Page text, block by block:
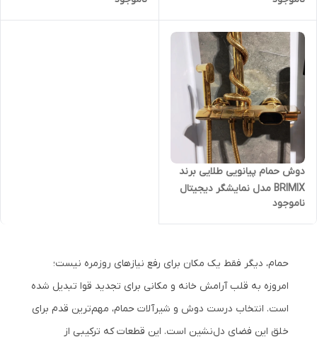
دمای هوشمند
دوش حمام پیانویی طلایی برند
BRIMIX مدل نمایشگر دیجیتال
ناموجود
حمام، دیگر فقط یک مکان برای رفع نیازهای روزمره نیست؛
امروزه به قلب آرامش خانه و مکانی برای تجدید قوا تبدیل شده
است. انتخاب درست دوش و شیرآلات حمام، مهم‌ترین قدم برای
خلق این فضای دل‌نشین است. این قطعات که ترکیبی از